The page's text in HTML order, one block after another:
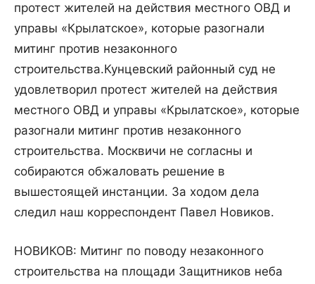
протест жителей на действия местного ОВД и
управы «Крылатское», которые разогнали
митинг против незаконного
строительства.Кунцевский районный суд не
удовлетворил протест жителей на действия
местного ОВД и управы «Крылатское», которые
разогнали митинг против незаконного
строительства. Москвичи не согласны и
собираются обжаловать решение в
вышестоящей инстанции. За ходом дела
следил наш корреспондент Павел Новиков.
НОВИКОВ: Митинг по поводу незаконного
строительства на площади Защитников неба